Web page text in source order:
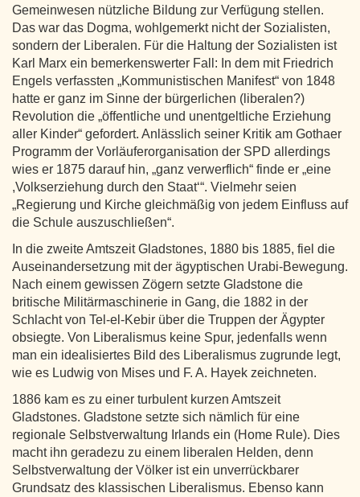
Gemeinwesen nützliche Bildung zur Verfügung stellen.
Das war das Dogma, wohlgemerkt nicht der Sozialisten,
sondern der Liberalen. Für die Haltung der Sozialisten ist
Karl Marx ein bemerkenswerter Fall: In dem mit Friedrich
Engels verfassten „Kommunistischen Manifest“ von 1848
hatte er ganz im Sinne der bürgerlichen (liberalen?)
Revolution die „öffentliche und unentgeltliche Erziehung
aller Kinder“ gefordert. Anlässlich seiner Kritik am Gothaer
Programm der Vorläuferorganisation der SPD allerdings
wies er 1875 darauf hin, „ganz verwerflich“ finde er „eine
,Volkserziehung durch den Staat‘“. Vielmehr seien
„Regierung und Kirche gleichmäßig von jedem Einfluss auf
die Schule auszuschließen“.
In die zweite Amtszeit Gladstones, 1880 bis 1885, fiel die
Auseinandersetzung mit der ägyptischen Urabi-Bewegung.
Nach einem gewissen Zögern setzte Gladstone die
britische Militärmaschinerie in Gang, die 1882 in der
Schlacht von Tel-el-Kebir über die Truppen der Ägypter
obsiegte. Von Liberalismus keine Spur, jedenfalls wenn
man ein idealisiertes Bild des Liberalismus zugrunde legt,
wie es Ludwig von Mises und F. A. Hayek zeichneten.
1886 kam es zu einer turbulent kurzen Amtszeit
Gladstones. Gladstone setzte sich nämlich für eine
regionale Selbstverwaltung Irlands ein (Home Rule). Dies
macht ihn geradezu zu einem liberalen Helden, denn
Selbstverwaltung der Völker ist ein unverrückbarer
Grundsatz des klassischen Liberalismus. Ebenso kann